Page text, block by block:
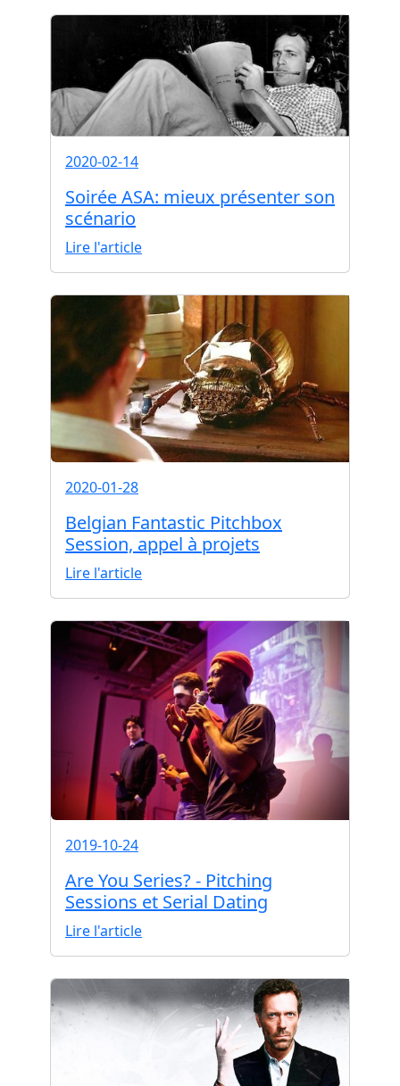
2020-02-14
Soirée ASA: mieux présenter son
scénario
Lire l'article
2020-01-28
Belgian Fantastic Pitchbox
Session, appel à projets
Lire l'article
2019-10-24
Are You Series? - Pitching
Sessions et Serial Dating
Lire l'article